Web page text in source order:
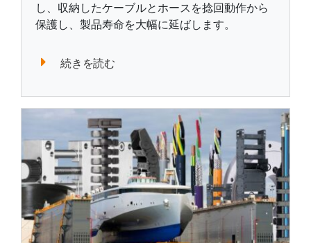
し、収納したケーブルとホースを捻回動作から
保護し、製品寿命を大幅に延ばします。
続きを読む